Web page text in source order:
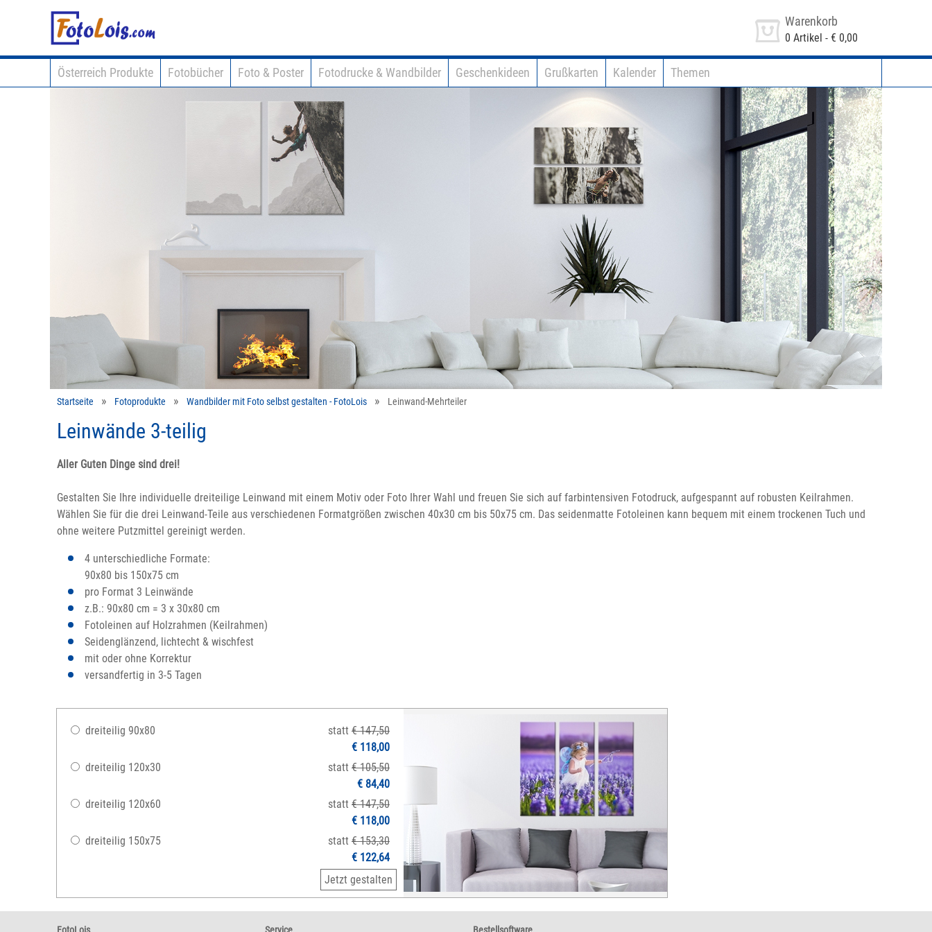
Warenkorb
0 Artikel - € 0,00
Österreich Produkte Fotobücher Foto & Poster Fotodrucke & Wandbilder Geschenkideen Grußkarten Kalender Themen
Startseite Fotoprodukte Wandbilder mit Foto selbst gestalten - FotoLois Leinwand-Mehrteiler
Leinwände 3-teilig
Aller Guten Dinge sind drei!
Gestalten Sie Ihre individuelle dreiteilige Leinwand mit einem Motiv oder Foto Ihrer Wahl und freuen Sie sich auf farbintensiven Fotodruck, aufgespannt auf robusten Keilrahmen.
Wählen Sie für die drei Leinwand-Teile aus verschiedenen Formatgrößen zwischen 40x30 cm bis 50x75 cm. Das seidenmatte Fotoleinen kann bequem mit einem trockenen Tuch und
ohne weitere Putzmittel gereinigt werden.
4 unterschiedliche Formate:
90x80 bis 150x75 cm
pro Format 3 Leinwände
z.B.: 90x80 cm = 3 x 30x80 cm
Fotoleinen auf Holzrahmen (Keilrahmen)
Seidenglänzend, lichtecht & wischfest
mit oder ohne Korrektur
versandfertig in 3-5 Tagen
dreiteilig 90x80 statt € 147,50
€ 118,00
dreiteilig 120x30
statt € 105,50
€ 84,40
dreiteilig 120x60
statt € 147,50
€ 118,00
dreiteilig 150x75
statt € 153,30
€ 122,64
Jetzt gestalten